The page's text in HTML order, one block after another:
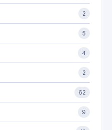
2
5
4
2
62
9